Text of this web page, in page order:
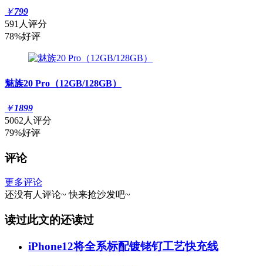
￥799
591人评分
78%好评
魅族20 Pro（12GB/128GB）
￥1899
5062人评分
79%好评
评论
更多评论
还没有人评论~ 快来抢沙发吧~
读过此文的还读过
iPhone12将全系标配镀铑钌工艺快充线